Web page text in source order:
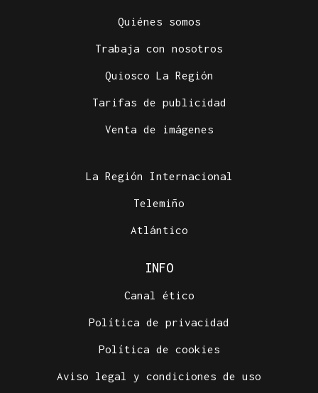
Quiénes somos
Trabaja con nosotros
Quiosco La Región
Tarifas de publicidad
Venta de imágenes
La Región Internacional
Telemiño
Atlántico
INFO
Canal ético
Política de privacidad
Política de cookies
Aviso legal y condiciones de uso